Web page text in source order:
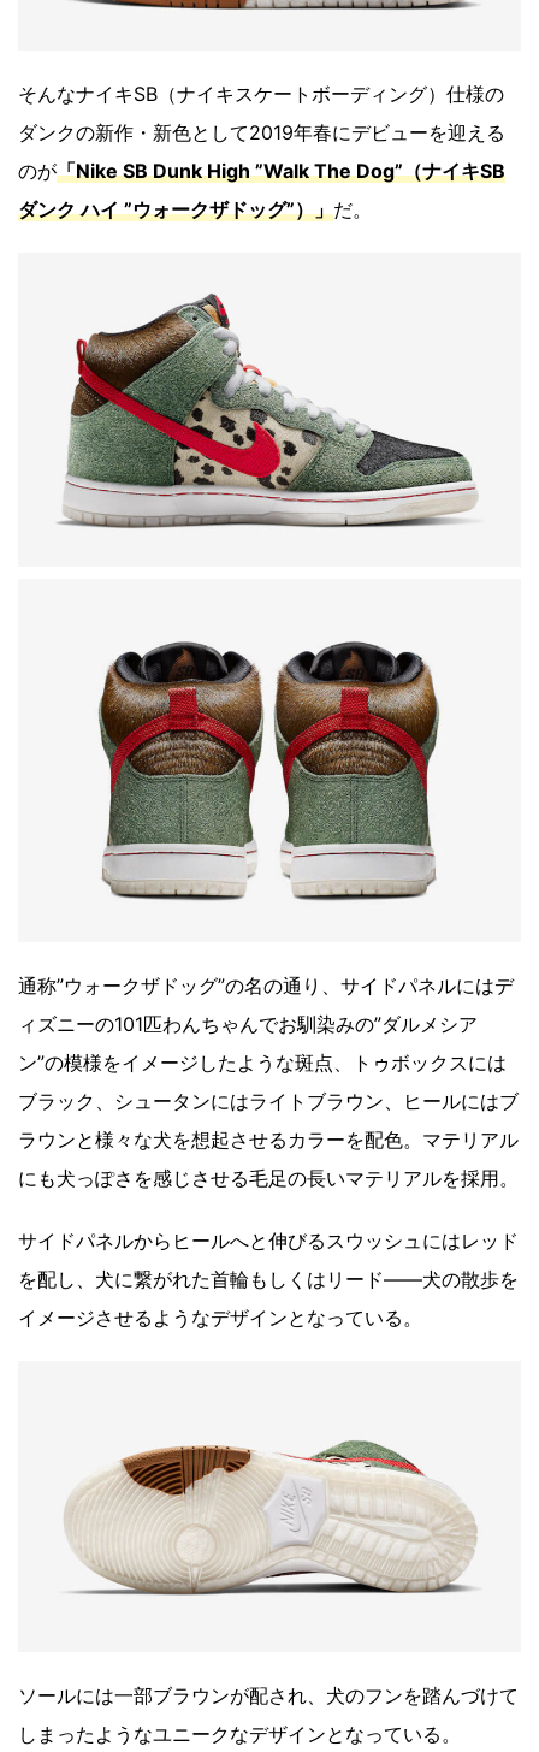
そんなナイキSB（ナイキスケートボーディング）仕様の
ダンクの新作・新色として2019年春にデビューを迎える
のが「Nike SB Dunk High ”Walk The Dog”（ナイキSB
ダンク ハイ ”ウォークザドッグ”）」だ。
通称”ウォークザドッグ”の名の通り、サイドパネルにはデ
ィズニーの101匹わんちゃんでお馴染みの”ダルメシア
ン”の模様をイメージしたような斑点、トゥボックスには
ブラック、シュータンにはライトブラウン、ヒールにはブ
ラウンと様々な犬を想起させるカラーを配色。マテリアル
にも犬っぽさを感じさせる毛足の長いマテリアルを採用。
サイドパネルからヒールへと伸びるスウッシュにはレッド
を配し、犬に繋がれた首輪もしくはリード――犬の散歩を
イメージさせるようなデザインとなっている。
ソールには一部ブラウンが配され、犬のフンを踏んづけて
しまったようなユニークなデザインとなっている。